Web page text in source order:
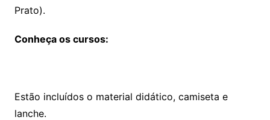
Prato).
Conheça os cursos:
Estão incluídos o material didático, camiseta e
lanche.